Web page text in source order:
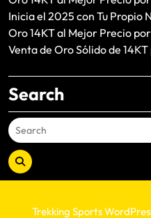
Inicia el 2025 con Tu Propio
Oro 14KT al Mejor Precio
Venta de Oro Sólido de
Search
Trekking Sports